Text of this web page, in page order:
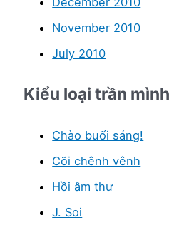
November 2010
July 2010
Kiểu loại trần mình
Chào buổi sáng!
Cõi chênh vênh
Hồi âm thư
J. Soi